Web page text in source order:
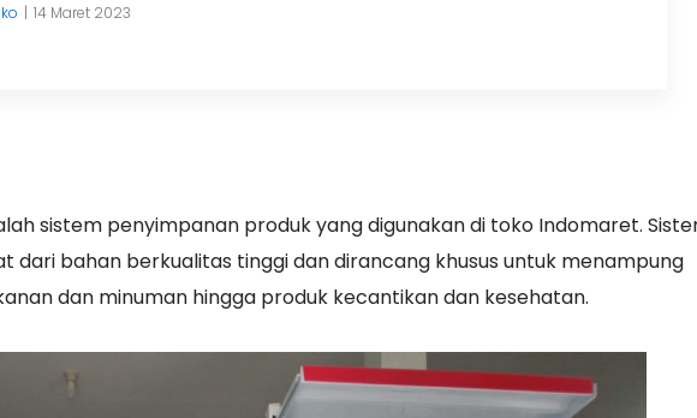
14 Maret 2023
sistem penyimpanan produk yang digunakan di toko Indomaret.
dari bahan berkualitas tinggi dan dirancang khusus untuk menampung
dan minuman hingga produk kecantikan dan kesehatan.